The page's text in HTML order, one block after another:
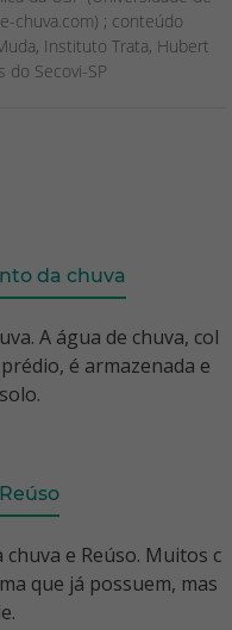
chuva.com) ; conteúdo
Instituto Trata, Hubert
do Secovi-SP
da chuva
A água de chuva, col
é armazenada e
chuva e Reúso. Muitos c
que já possuem, mas